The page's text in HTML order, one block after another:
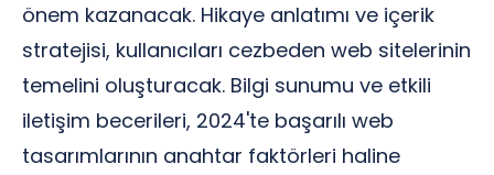
önem kazanacak. Hikaye anlatımı ve içerik
stratejisi, kullanıcıları cezbeden web sitelerinin
temelini oluşturacak. Bilgi sunumu ve etkili
iletişim becerileri, 2024'te başarılı web
tasarımlarının anahtar faktörleri haline